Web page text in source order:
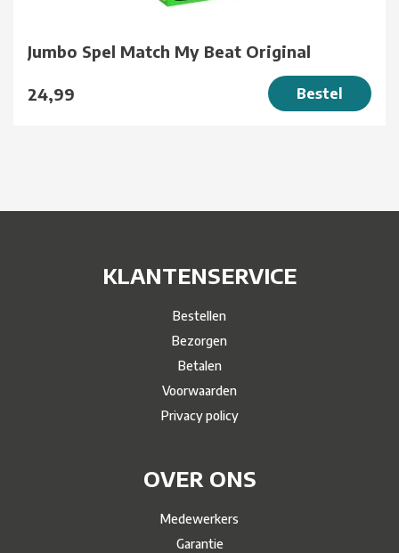
Jumbo Spel Match My Beat Original
24,99 Bestel
KLANTENSERVICE
Bestellen
Bezorgen
Betalen
Voorwaarden
Privacy policy
OVER ONS
Medewerkers
Garantie